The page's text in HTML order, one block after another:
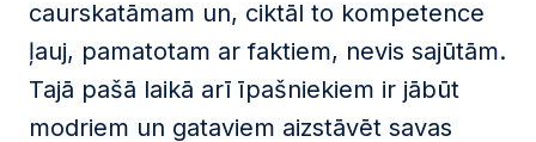
caurskatāmam un, ciktāl to kompetence
ļauj, pamatotam ar faktiem, nevis sajūtām.
Tajā pašā laikā arī īpašniekiem ir jābūt
modriem un gataviem aizstāvēt savas